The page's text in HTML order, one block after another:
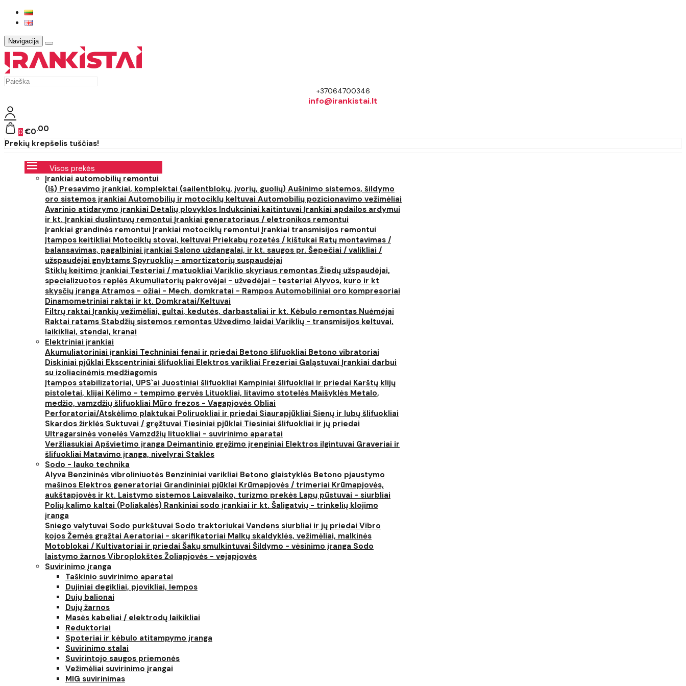
Navigacija
+37064700346
info@irankistai.lt
0 €0 00
Prekių krepšelis tuščias!
Visos prekės
Įrankiai automobilių remontui
(Iš) Presavimo įrankiai, komplektai (sailentblokų, įvorių, guolių) Aušinimo sistemos, šildymo
oro sistemos įrankiai Automobilių ir motociklų keltuvai Automobilių pozicionavimo vežimėliai
Avarinio atidarymo įrankiai Detalių plovyklos Indukciniai kaitintuvai Įrankiai apdailos ardymui
ir kt. Įrankiai duslintuvų remontui Įrankiai generatoriaus / eletronikos remontui
Įrankiai grandinės remontui Įrankiai motociklų remontui Įrankiai transmisijos remontui
Įtampos keitikliai Motociklų stovai, keltuvai Priekabų rozetės / kištukai Ratų montavimas /
balansavimas, pagalbiniai įrankiai Salono uždangalai, ir kt. saugos pr. Šepečiai / valikliai /
užspaudėjai gnybtams Spyruoklių - amortizatorių suspaudėjai
Stiklų keitimo įrankiai Testeriai / matuokliai Variklio skyriaus remontas Žiedų užspaudėjai,
specializuotos replės Akumuliatorių pakrovėjai - užvedėjai - testeriai Alyvos, kuro ir kt
skysčių įranga Atramos - ožiai - Mech. domkratai - Rampos Automobiliniai oro kompresoriai
Dinamometriniai raktai ir kt. Domkratai/Keltuvai
Filtrų raktai Įrankių vežimėliai, gultai, kedutės, darbastaliai ir kt. Kėbulo remontas Nuėmėjai
Raktai ratams Stabdžių sistemos remontas Užvedimo laidai Variklių - transmisijos keltuvai,
laikikliai, stendai, kranai
Elektriniai įrankiai
Akumuliatoriniai įrankiai Techniniai fenai ir priedai Betono šlifuokliai Betono vibratoriai
Diskiniai pjūklai Ekscentriniai šlifuokliai Elektros varikliai Frezeriai Galąstuvai Įrankiai darbui
su izoliacinėmis medžiagomis
Įtampos stabilizatoriai, UPS`ai Juostiniai šlifuokliai Kampiniai šlifuokliai ir priedai Karštų klijų
pistoletai, klijai Kėlimo - tempimo gervės Lituokliai, litavimo stotelės Maišyklės Metalo,
medžio, vamzdžių šlifuokliai Mūro frezos - Vagapjovės Obliai
Perforatoriai/Atskėlimo plaktukai Poliruokliai ir priedai Siaurapjūkliai Sienų ir lubų šlifuokliai
Skardos žirklės Suktuvai / gręžtuvai Tiesiniai pjūklai Tiesiniai šlifuokliai ir jų priedai
Ultragarsinės vonelės Vamzdžių lituokliai - suvirinimo aparatai
Veržliasukiai Apšvietimo įranga Deimantinio gręžimo įrenginiai Elektros ilgintuvai Graveriai ir
šlifuokliai Matavimo įranga, nivelyrai Staklės
Sodo - lauko technika
Alyva Benzininės vibroliniuotės Benzininiai varikliai Betono glaistyklės Betono pjaustymo
mašinos Elektros generatoriai Grandininiai pjūklai Krūmapjovės / trimeriai Krūmapjovės,
aukštapjovės ir kt. Laistymo sistemos Laisvalaiko, turizmo prekės Lapų pūstuvai - siurbliai
Polių kalimo kaltai (Poliakalės) Rankiniai sodo įrankiai ir kt. Šaligatvių - trinkelių klojimo
įranga
Sniego valytuvai Sodo purkštuvai Sodo traktoriukai Vandens siurbliai ir jų priedai Vibro
kojos Žemės grąžtai Aeratoriai - skarifikatoriai Malkų skaldyklės, vežimėliai, malkinės
Motoblokai / Kultivatoriai ir priedai Šakų smulkintuvai Šildymo - vėsinimo įranga Sodo
laistymo žarnos Vibroplokštės Žoliapjovės - vejapjovės
Suvirinimo įranga
Taškinio suvirinimo aparatai
Dujiniai degikliai, pjovikliai, lempos
Dujų balionai
Dujų žarnos
Masės kabeliai / elektrodų laikikliai
Reduktoriai
Spoteriai ir kėbulo atitampymo įranga
Suvirinimo stalai
Suvirintojo saugos priemonės
Vežimėliai suvirinimo įrangai
MIG suvirinimas